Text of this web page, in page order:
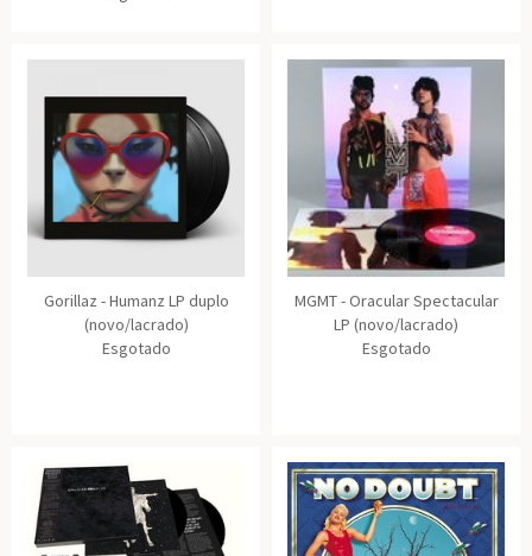
Gorillaz - Humanz LP duplo
(novo/lacrado)
Esgotado
MGMT - Oracular Spectacular
LP (novo/lacrado)
Esgotado